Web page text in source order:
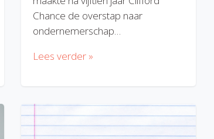
Chance de overstap naar
ondernemerschap…
Lees verder »